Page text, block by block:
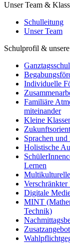
Unser Team &
Schulleitung
Unser Team
Schulprofil &
Individuelle
Familiäre
miteinander
Kleine
Sprachen
Holistische
Lernen
Digitale
MINT
Technik)